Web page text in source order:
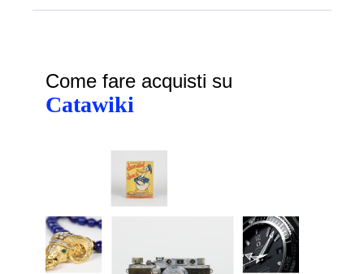
Come fare acquisti su
Catawiki